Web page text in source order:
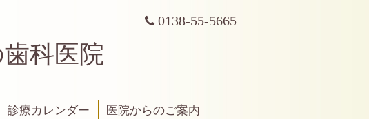
0138-55-5665
歯科医院
診療カレンダー
医院からのご案内